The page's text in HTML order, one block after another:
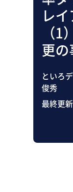
レ
（
更
といろ
俊秀
最終更